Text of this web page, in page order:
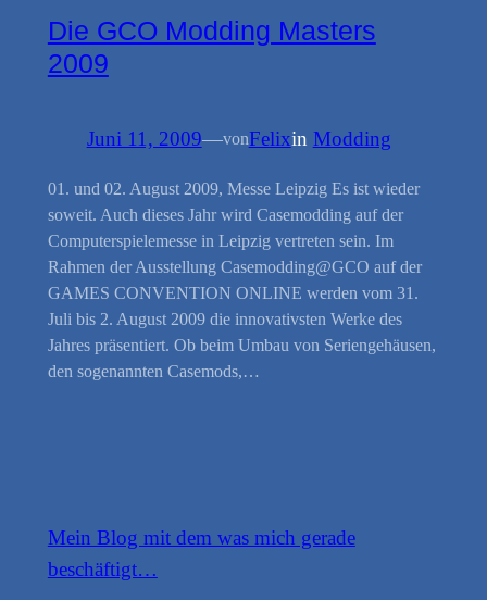
Die GCO Modding Masters
2009
Juni 11, 2009—vonFelixin Modding
01. und 02. August 2009, Messe Leipzig Es ist wieder
soweit. Auch dieses Jahr wird Casemodding auf der
Computerspielemesse in Leipzig vertreten sein. Im
Rahmen der Ausstellung Casemodding@GCO auf der
GAMES CONVENTION ONLINE werden vom 31.
Juli bis 2. August 2009 die innovativsten Werke des
Jahres präsentiert. Ob beim Umbau von Seriengehäusen,
den sogenannten Casemods,…
Mein Blog mit dem was mich gerade
beschäftigt…